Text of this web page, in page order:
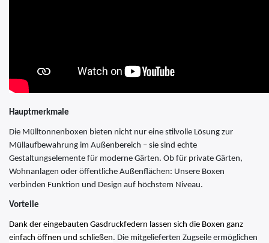
Hauptmerkmale
Die Mülltonnenboxen bieten nicht nur eine stilvolle Lösung zur
Müllaufbewahrung im Außenbereich – sie sind echte
Gestaltungselemente für moderne Gärten. Ob für private Gärten,
Wohnanlagen oder öffentliche Außenflächen: Unsere Boxen
verbinden Funktion und Design auf höchstem Niveau.
Vorteile
Dank der eingebauten Gasdruckfedern lassen sich die Boxen ganz
einfach öffnen und schließen. Die mitgelieferten Zugseile ermöglichen